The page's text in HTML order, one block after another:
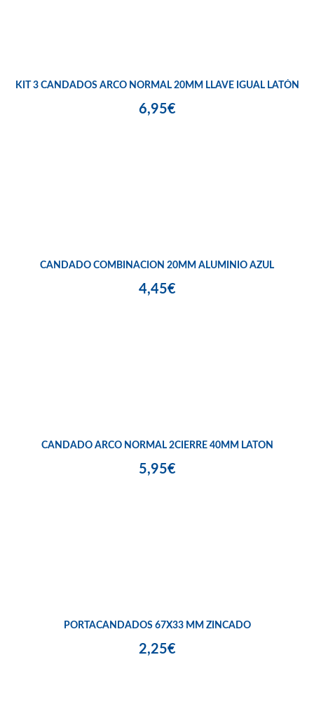
KIT 3 CANDADOS ARCO NORMAL 20MM LLAVE IGUAL LATÓN
6,95€
CANDADO COMBINACION 20MM ALUMINIO AZUL
4,45€
CANDADO ARCO NORMAL 2CIERRE 40MM LATON
5,95€
PORTACANDADOS 67X33 MM ZINCADO
2,25€